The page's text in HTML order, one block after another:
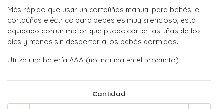
Más rápido que usar un cortaúñas manual para bebés, el
cortaúñas eléctrico para bebés es muy silencioso, está
equipado con un motor que puede cortar las uñas de los
pies y manos sin despertar a los bebés dormidos.
Utiliza una batería AAA (no incluida en el producto)
Cantidad